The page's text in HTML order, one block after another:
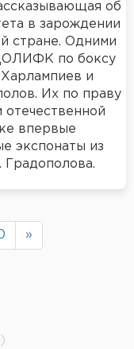
об
в зарождении
стране. Одними
по боксу
и
Их по праву
впервые
экспонаты из
»